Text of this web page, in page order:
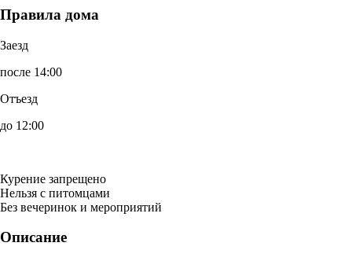
Правила дома
Заезд
после 14:00
Отъезд
до 12:00
Курение запрещено
Нельзя с питомцами
Без вечеринок и мероприятий
Описание